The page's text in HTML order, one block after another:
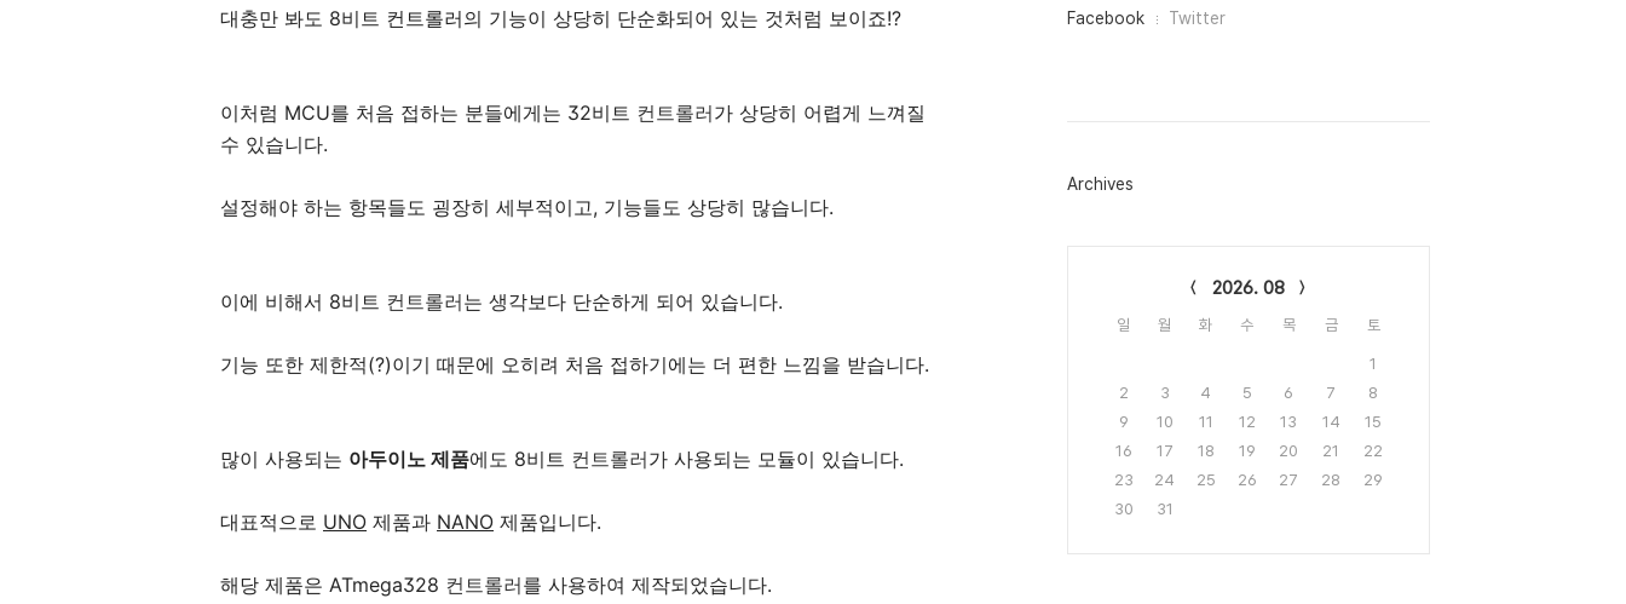
대충만 봐도 8비트 컨트롤러의 기능이 상당히 단순화되어 있는 것처럼 보이죠!?
이처럼 MCU를 처음 접하는 분들에게는 32비트 컨트롤러가 상당히 어렵게 느껴질
수 있습니다.
설정해야 하는 항목들도 굉장히 세부적이고, 기능들도 상당히 많습니다.
이에 비해서 8비트 컨트롤러는 생각보다 단순하게 되어 있습니다.
기능 또한 제한적(?)이기 때문에 오히려 처음 접하기에는 더 편한 느낌을 받습니다.
많이 사용되는 아두이노 제품에도 8비트 컨트롤러가 사용되는 모듈이 있습니다.
대표적으로 UNO 제품과 NANO 제품입니다.
해당 제품은 ATmega328 컨트롤러를 사용하여 제작되었습니다.
페
그
Facebook Twitter
Archives
2026. 08
일 월 화 수 목 금 토
1
2
3 4 5 6 7
8
9
10 11 12 13 14
15
16
17 18 19 20 21
22
23
24 25 26 27 28
29
30
31